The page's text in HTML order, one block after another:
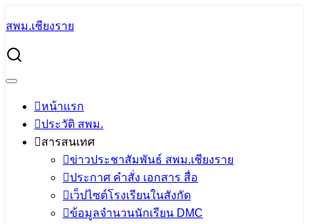
to
content
สพม.เชียงราย
หน้าแรก
ประวัติ สพม.
สารสนเทศ
ข่าวประชาสัมพันธ์ สพม.เชียงราย
ประกาศ คำสั่ง เอกสาร สื่อ
เว็ปไซต์โรงเรียนในสังกัด
ข้อมูลจำนวนนักเรียน DMC
for:
รายการพุธเช้า ข่าวสพฐ. ครั้งที่ 30/2564 ประจำวันพุธที่ 18
สิงหาคม 2564
รายการพุธเช้า ข่าวสพฐ. ครั้งที่ 30/2564
ประจำวันพุธที่ 18 สิงหาคม 2564
18 สิงหาคม 2021 PR SESAOCR
ประชาสัมพันธ์ สพม.เชียงราย